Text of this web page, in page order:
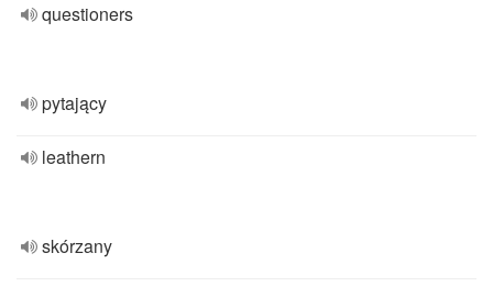
questioners
pytający
leathern
skórzany